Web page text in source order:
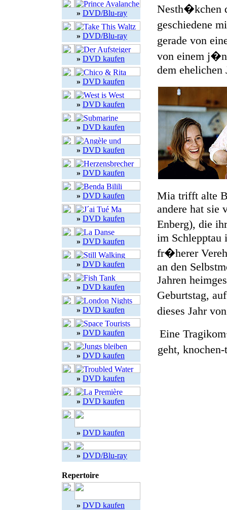
» DVD/Blu-ray
» DVD/Blu-ray
» DVD kaufen
» DVD kaufen
» DVD kaufen
» DVD kaufen
» DVD kaufen
» DVD kaufen
» DVD kaufen
» DVD kaufen
» DVD kaufen
» DVD kaufen
» DVD kaufen
» DVD kaufen
» DVD kaufen
» DVD kaufen
» DVD kaufen
» DVD kaufen
» DVD kaufen
» DVD/Blu-ray
Repertoire
» DVD kaufen
Nesth�kchen
geschiedene
gerade von
von einem
dem ehelichen
Mia trifft alte
andere hat sie
Enberg), die
im Schlepptau
fr�herer
an den
Jahren
Geburtstag,
dieses Jahr
Eine
geht,